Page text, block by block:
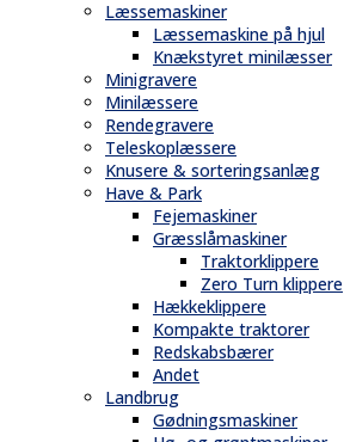
Læssemaskiner
Læssemaskine på hjul
Knækstyret minilæsser
Minigravere
Minilæssere
Rendegravere
Teleskoplæssere
Knusere & sorteringsanlæg
Have & Park
Fejemaskiner
Græsslåmaskiner
Traktorklippere
Zero Turn klippere
Hækkeklippere
Kompakte traktorer
Redskabsbærer
Andet
Landbrug
Gødningsmaskiner